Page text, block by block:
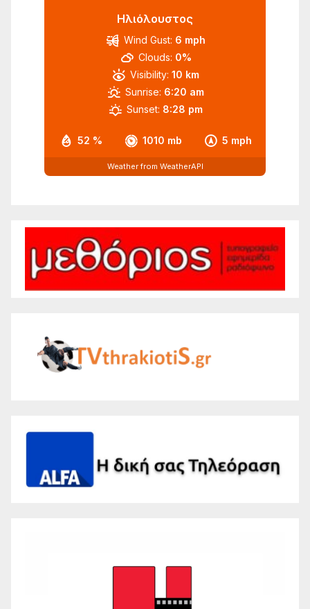
Ηλιόλουστος
52 % 1010 mb 5 mph
Wind Gust: 6 mph
Clouds: 0%
Visibility: 10 km
Sunrise: 6:20 am
Sunset: 8:28 pm
Weather from WeatherAPI